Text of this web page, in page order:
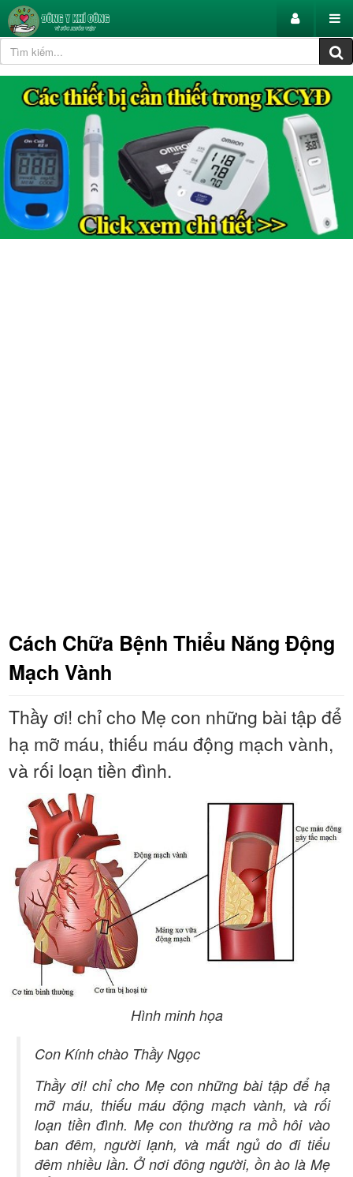
Cách Chữa Bệnh Thiểu Năng Động
Mạch Vành
Thầy ơi! chỉ cho Mẹ con những bài tập để
hạ mỡ máu, thiếu máu động mạch vành,
và rối loạn tiền đình.
Hình minh họa
Con Kính chào Thầy Ngọc
Thầy ơi! chỉ cho Mẹ con những bài tập để hạ
mỡ máu, thiếu máu động mạch vành, và rối
loạn tiền đình. Mẹ con thường ra mồ hôi vào
ban đêm, người lạnh, và mất ngủ do đi tiểu
đêm nhiều lần. Ở nơi đông người, ồn ào là Mẹ